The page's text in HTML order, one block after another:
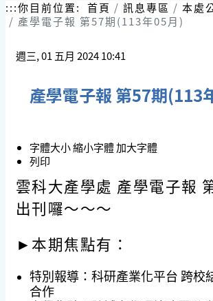
跳:::你目前位置: 首頁 訊息專區
本處
產學電子報 第57期(113年05月)
週三, 01 五月 2024 10:41
產學電子報 第57期(113
字體大小縮小字體加大字體
列印
雲科大產學處 產學電子報
出刊囉～～～
►本期焦點有：
特別報導： 科研產業化平台 跨校
合作